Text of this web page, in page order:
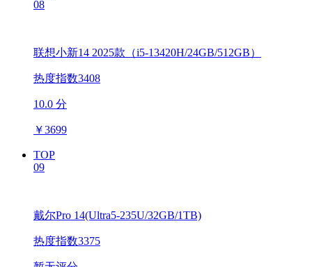
08
联想小新14 2025款（i5-13420H/24GB/512GB）
热度指数3408
10.0 分
￥3699
TOP
09
戴尔Pro 14(Ultra5-235U/32GB/1TB)
热度指数3375